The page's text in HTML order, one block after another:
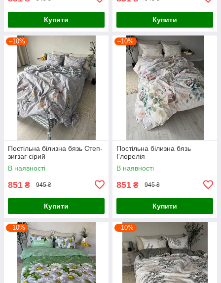
Купити Купити
–10%
Постільна білизна бязь Степ-
зигзаг сірий
В наявності
851 ₴ 945 ₴
Купити
–10%
Постільна білизна бязь
Глорелія
В наявності
851 ₴ 945 ₴
Купити
–10% –10%